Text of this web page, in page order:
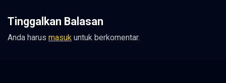
Tinggalkan Balasan
Anda harus masuk untuk berkomentar.